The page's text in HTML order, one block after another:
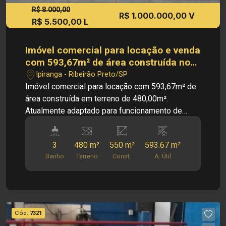
R$ 8.000,00
R$ 5.500,00 L
R$ 1.000.000,00 V
Imóvel comercial para locação e venda
com 593,67m² de área construída no
bairro Ipiranga, em Ribeirão Preto/SP.
Ipiranga - Ribeirão Preto/SP
Imóvel comercial para locação com 593,67m² de
área construída em terreno de 480,00m².
Atualmente adaptado para funcionamento de
e excelente estrutura, podendo atender
diferentes segmentos comerciais, institucionais
e religiosos. PRINCIPAIS INFORMAÇÕES DO
IMÓVEL: - Salão amplo principal - Cabine de som
Construída LOCALIZAÇÃO PRIVILEGIADA:
Localizado no bairro Ipiranga, o imóvel está em
3
Banho
480 m²
Terreno
550 m²
Const.
593.67 m²
A. Útil
Cód. 7321